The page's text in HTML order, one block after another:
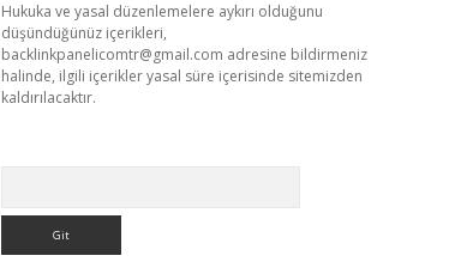
Hukuka ve yasal düzenlemelere aykırı olduğunu
düşündüğünüz içerikleri,
backlinkpanelicomtr@gmail.com adresine bildirmeniz
halinde, ilgili içerikler yasal süre içerisinde sitemizden
kaldırılacaktır.